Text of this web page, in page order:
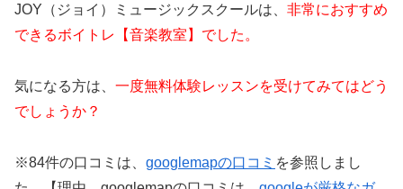
JOY（ジョイ）ミュージックスクールは、 非常におすすめ
できるボイトレ【音楽教室】でした。
気になる方は、 一度無料体験レッスンを受けてみてはどう
でしょうか？
※84件の口コミは、 googlemapの口コミ を参照しまし